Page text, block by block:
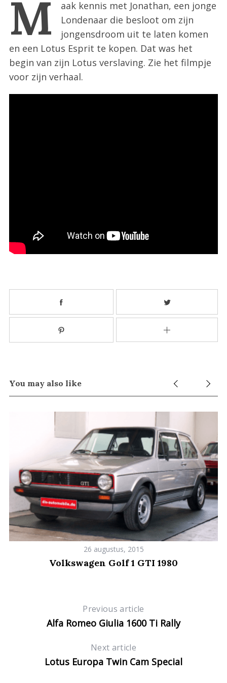
M
aak kennis met Jonathan, een jonge
Londenaar die besloot om zijn
jongensdroom uit te laten komen
en een Lotus Esprit te kopen. Dat was het
begin van zijn Lotus verslaving. Zie het filmpje
voor zijn verhaal.
You may also like
26 augustus, 2015
Volkswagen Golf 1 GTI 1980
Previous article
Alfa Romeo Giulia 1600 Ti Rally
Next article
Lotus Europa Twin Cam Special